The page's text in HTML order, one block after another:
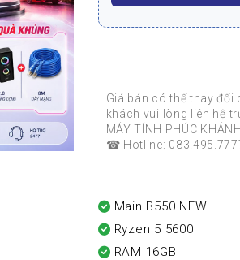
Giá bán có thể thay đổi
khách vui lòng liên hệ
MÁY TÍNH PHÚC
☎ Hotline:
Main B550 NEW
Ryzen 5 5600
RAM 16GB